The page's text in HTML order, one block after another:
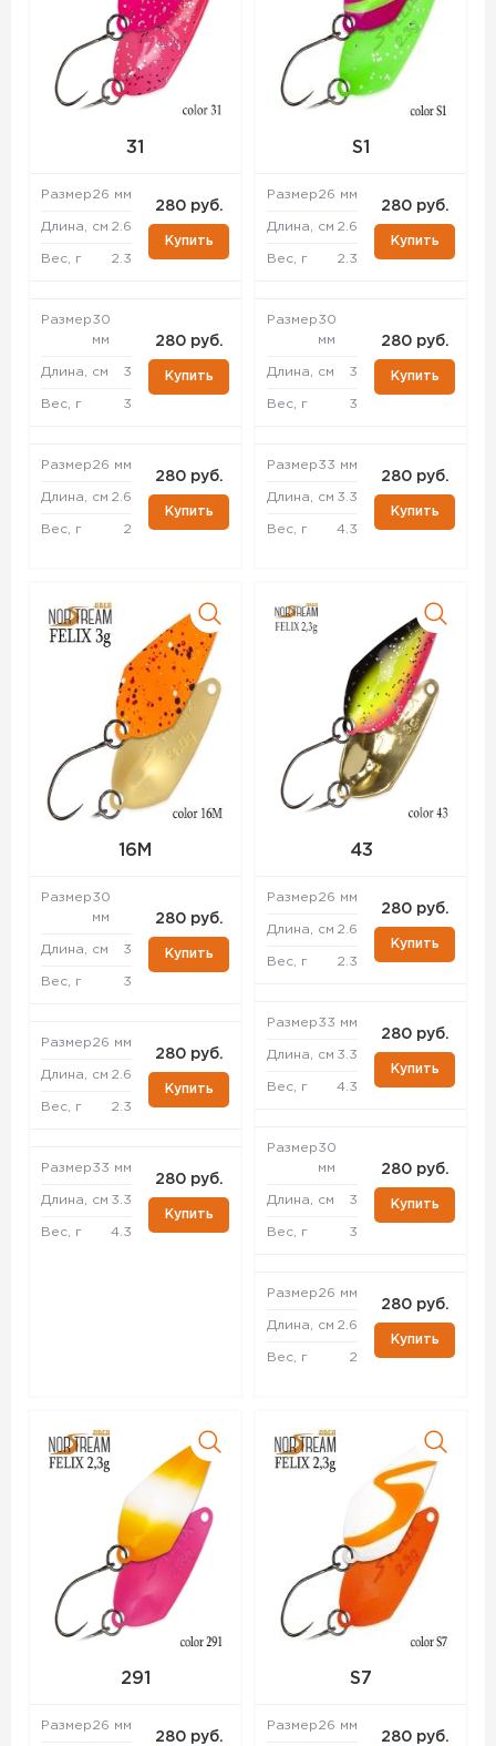
31
Размер26 мм
Длина, см 2.6
Вес, г 2.3
280 руб.
Купить
Размер30
мм
Длина, см 3
Вес, г 3
280 руб.
Купить
Размер26 мм
Длина, см 2.6
Вес, г 2
280 руб.
Купить
S1
Размер26 мм
Длина, см 2.6
Вес, г 2.3
280 руб.
Купить
Размер30
мм
Длина, см 3
Вес, г 3
280 руб.
Купить
Размер33 мм
Длина, см 3.3
Вес, г 4.3
280 руб.
Купить
16M
Размер30
мм
Длина, см 3
Вес, г 3
280 руб.
Купить
Размер26 мм
Длина, см 2.6
Вес, г 2.3
280 руб.
Купить
Размер33 мм
Длина, см 3.3
Вес, г 4.3
280 руб.
Купить
43
Размер26 мм
Длина, см 2.6
Вес, г 2.3
280 руб.
Купить
Размер33 мм
Длина, см 3.3
Вес, г 4.3
280 руб.
Купить
Размер30
мм
Длина, см 3
Вес, г 3
280 руб.
Купить
Размер26 мм
Длина, см 2.6
Вес, г 2
280 руб.
Купить
291
Размер26 мм
280 руб.
S7
Размер26 мм
280 руб.